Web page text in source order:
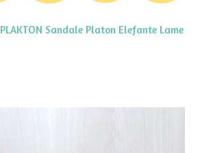
PLAKTON Sandale Platon Elefante Lame